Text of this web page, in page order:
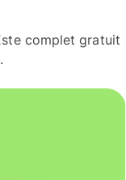
complet gratuit